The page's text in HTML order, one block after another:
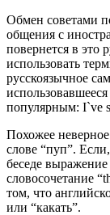
Обмен советами
общения с
повернется в это
использовать
русскоязычное
популярным: I`ve
Похожее
слове “пуп”.
беседе
словосочетание
том, что
или “какать”.